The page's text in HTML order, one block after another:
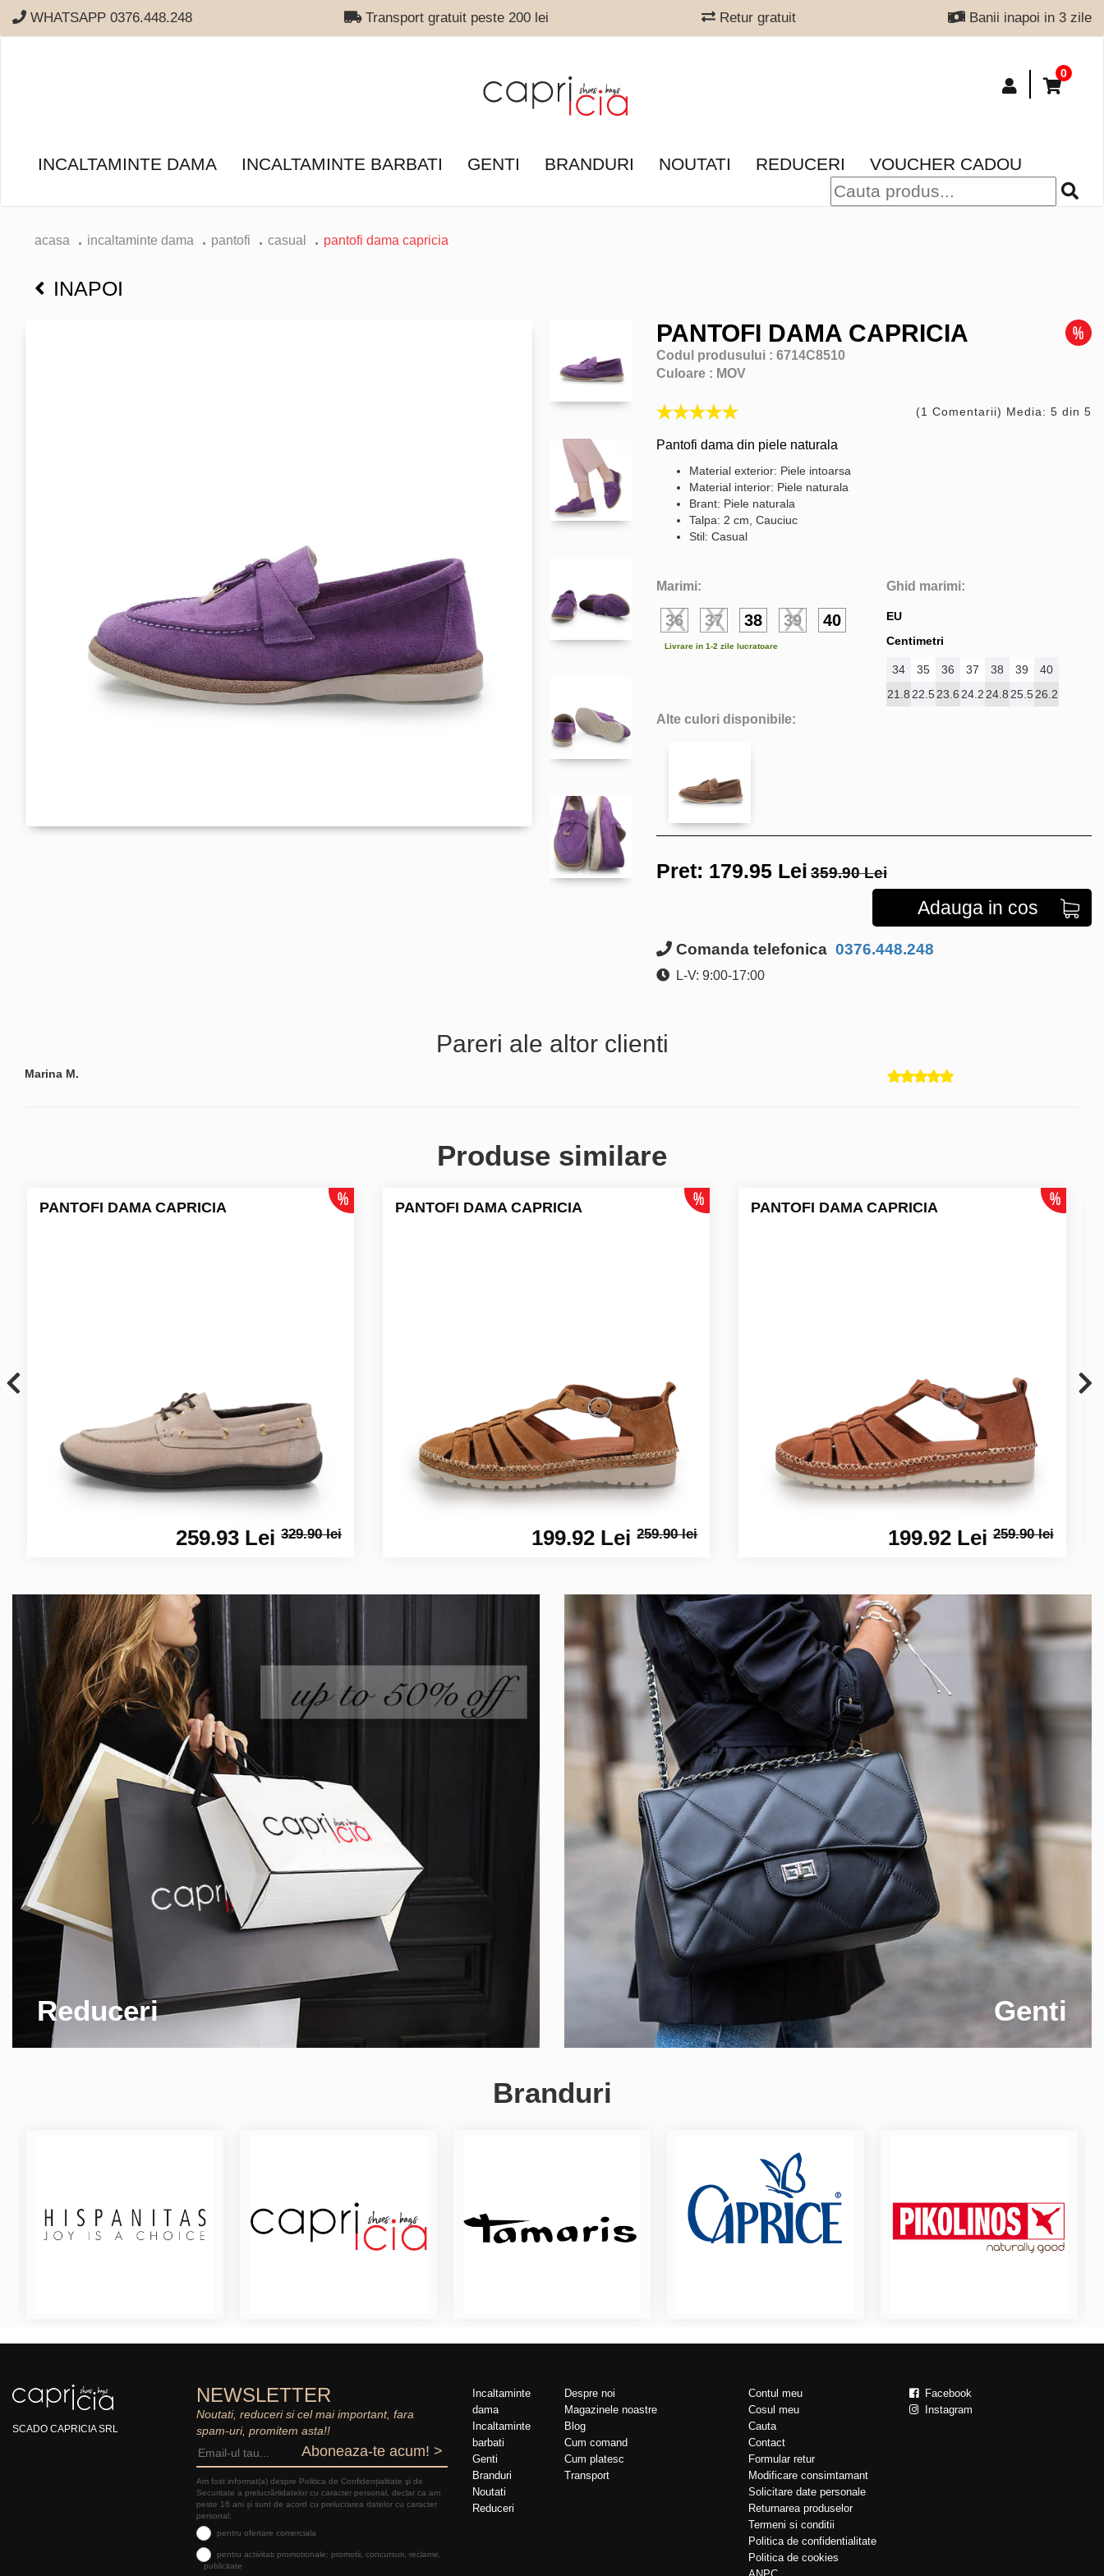
WHATSAPP 0376.448.248 Transport gratuit peste 200 lei Retur gratuit Banii inapoi in 3 zile
0
INCALTAMINTE DAMA INCALTAMINTE BARBATI GENTI BRANDURI NOUTATI REDUCERI VOUCHER CADOU
acasa incaltaminte dama pantofi casual pantofi dama capricia
INAPOI
PANTOFI DAMA CAPRICIA
Codul produsului : 6714C8510
Culoare : MOV
(1 Comentarii) Media: 5 din 5
Pantofi dama din piele naturala
Material exterior: Piele intoarsa
Material interior: Piele naturala
Brant: Piele naturala
Talpa: 2 cm, Cauciuc
Stil: Casual
Marimi:
36 37 38 39 40
Livrare in 1-2 zile lucratoare
Ghid marimi:
EU
Centimetri
34 35 36 37 38 39
40
21.8 22.523.6 24.2 24.8 25.526.2
Alte culori disponibile:
Pret: 179.95 Lei 359.90 Lei
Adauga in cos
Comanda telefonica 0376.448.248
L-V: 9:00-17:00
Pareri ale altor clienti
Marina M.
Produse similare
PANTOFI DAMA CAPRICIA
259.93 Lei329.90 lei
PANTOFI DAMA CAPRICIA
199.92 Lei259.90 lei
PANTOFI DAMA CAPRICIA
199.92 Lei259.90 lei
Reduceri Genti
Branduri
SCADO CAPRICIA SRL
NEWSLETTER
Noutati, reduceri si cel mai important, fara
spam-uri, promitem asta!!
Aboneaza-te acum! >
Am fost informat(a) despre Politica de Confidențialitate şi de
Securitate a prelucrăriidatelor cu caracter personal, declar ca am
peste 16 ani și sunt de acord cu prelucrarea datelor cu caracter
personal:
pentru ofertare comerciala
pentru activitati promotionale: promotii, concursuri, reclame,
publicitate
Incaltaminte
dama
Incaltaminte
barbati
Genti
Branduri
Noutati
Reduceri
Despre noi
Magazinele noastre
Blog
Cum comand
Cum platesc
Transport
Contul meu
Cosul meu
Cauta
Contact
Formular retur
Modificare consimtamant
Solicitare date personale
Returnarea produselor
Termeni si conditii
Politica de confidentialitate
Politica de cookies
Facebook
Instagram